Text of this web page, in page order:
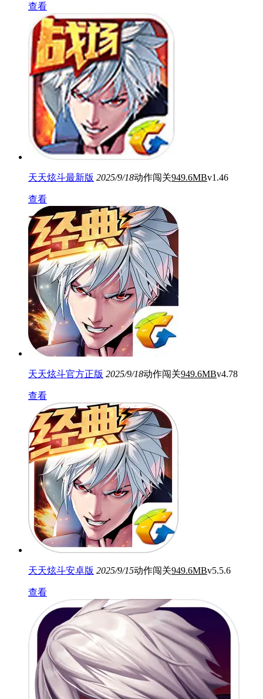
查看
天天炫斗最新版 2025/9/18动作闯关949.6MBv1.46
查看
天天炫斗官方正版 2025/9/18动作闯关949.6MBv4.78
查看
天天炫斗安卓版 2025/9/15动作闯关949.6MBv5.5.6
查看